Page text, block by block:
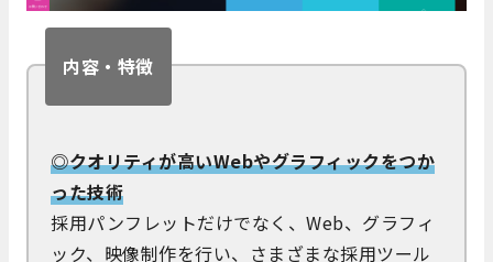
内容・特徴
◎クオリティが高いWebやグラフィックをつか
った技術
採用パンフレットだけでなく、Web、グラフィ
ック、映像制作を行い、さまざまな採用ツール